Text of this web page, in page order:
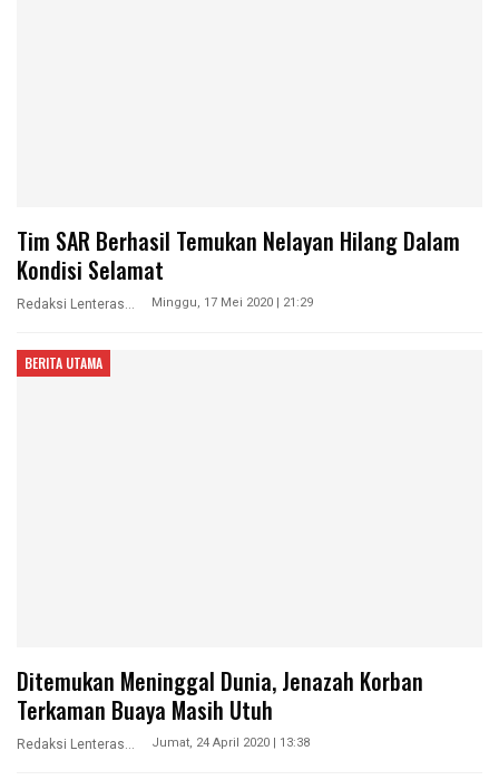
Tim SAR Berhasil Temukan Nelayan Hilang Dalam
Kondisi Selamat
Minggu, 17 Mei 2020 | 21:29
BERITA UTAMA
Ditemukan Meninggal Dunia, Jenazah Korban
Terkaman Buaya Masih Utuh
Redaksi Lenterasultra Jumat, 24 April 2020 | 13:38